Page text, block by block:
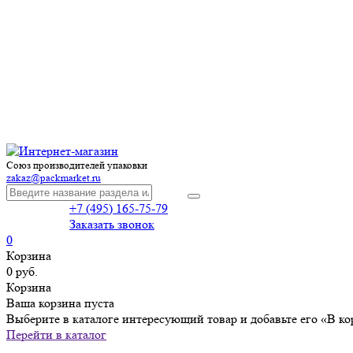
Союз производителей упаковки
zakaz@packmarket.ru
+7 (495) 165-75-79
Заказать звонок
0
Корзина
0 руб.
Корзина
Ваша корзина пуста
Выберите в каталоге интересующий товар и добавьте его «В
Перейти в каталог